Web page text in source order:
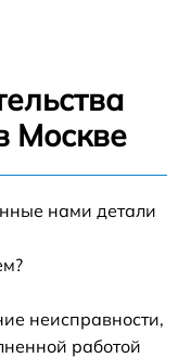
Москве
нами детали
неисправности,
работой